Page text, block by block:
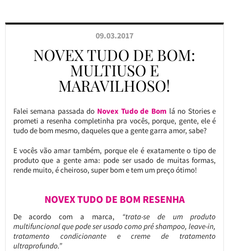
09.03.2017
NOVEX TUDO DE BOM:
MULTIUSO E
MARAVILHOSO!
Falei semana passada do Novex Tudo de Bom lá no Stories e
prometi a resenha completinha pra vocês, porque, gente, ele é
tudo de bom mesmo, daqueles que a gente garra amor, sabe?
E vocês vão amar também, porque ele é exatamente o tipo de
produto que a gente ama: pode ser usado de muitas formas,
rende muito, é cheiroso, super bom e tem um preço ótimo!
NOVEX TUDO DE BOM RESENHA
De acordo com a marca, “trata-se de um produto
multifuncional que pode ser usado como pré shampoo, leave-in,
tratamento condicionante e creme de tratamento
ultraprofundo.”